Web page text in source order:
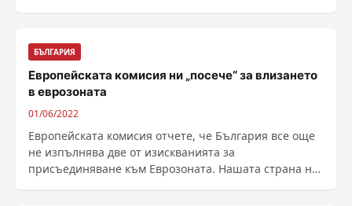
БЪЛГАРИЯ
Европейската комисия ни „посече“ за влизането
в еврозоната
01/06/2022
Европейската комисия отчете, че България все още
не изпълнява две от изискванията за
присъединяване към Еврозоната. Нашата страна не